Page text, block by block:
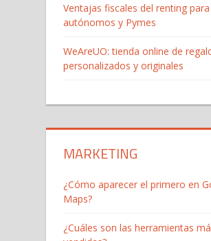
Ventajas fiscales del renting para
autónomos y Pymes
WeAreUO: tienda online de
personalizados y originales
MARKETING
¿Cómo aparecer el primero en
Maps?
¿Cuáles son las herramientas